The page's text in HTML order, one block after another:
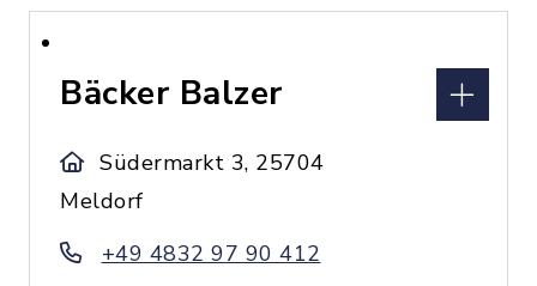
Bäcker Balzer
Südermarkt 3, 25704
Meldorf
+49 4832 97 90 412